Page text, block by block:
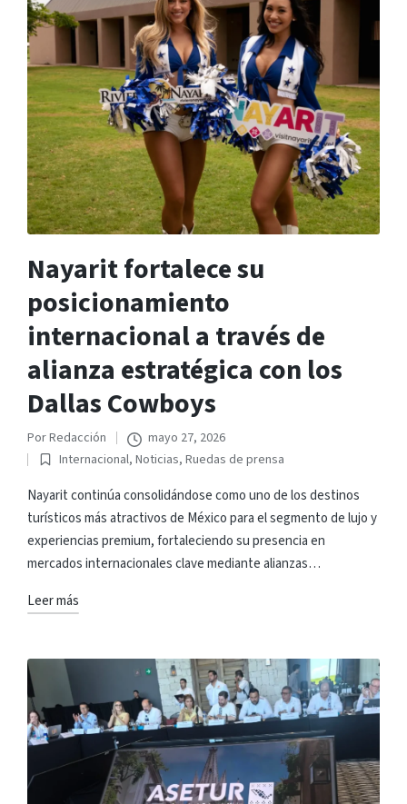
Nayarit fortalece su
posicionamiento
internacional a través de
alianza estratégica con los
Dallas Cowboys
Publicado
por
PorRedacción
mayo 27, 2026
Publicado
en
Internacional, Noticias, Ruedas de prensa
Nayarit continúa consolidándose como uno de los destinos
turísticos más atractivos de México para el segmento de lujo y
experiencias premium, fortaleciendo su presencia en
mercados internacionales clave mediante alianzas…
Leer más